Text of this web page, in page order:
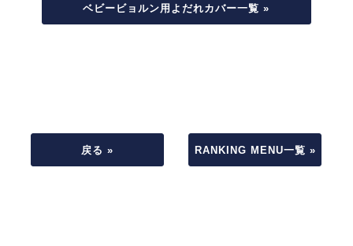
ベビービョルン用よだれカバー一覧 »
戻る » RANKING MENU一覧 »